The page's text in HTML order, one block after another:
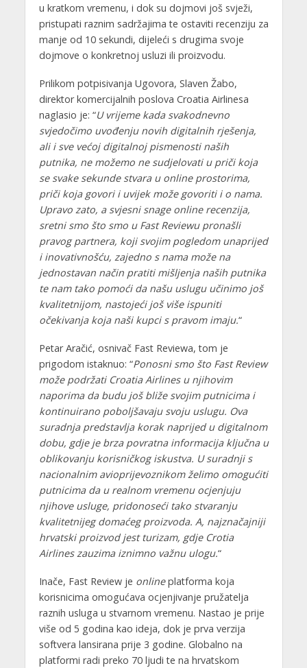
u kratkom vremenu, i dok su dojmovi još svježi,
pristupati raznim sadržajima te ostaviti recenziju za
manje od 10 sekundi, dijeleći s drugima svoje
dojmove o konkretnoj usluzi ili proizvodu.
Prilikom potpisivanja Ugovora, Slaven Žabo,
direktor komercijalnih poslova Croatia Airlinesa
naglasio je: “U vrijeme kada svakodnevno
svjedočimo uvođenju novih digitalnih rješenja,
ali i sve većoj digitalnoj pismenosti naših
putnika, ne možemo ne sudjelovati u priči koja
se svake sekunde stvara u online prostorima,
priči koja govori i uvijek može govoriti i o nama.
Upravo zato, a svjesni snage online recenzija,
sretni smo što smo u Fast Reviewu pronašli
pravog partnera, koji svojim pogledom unaprijed
i inovativnošću, zajedno s nama može na
jednostavan način pratiti mišljenja naših putnika
te nam tako pomoći da našu uslugu učinimo još
kvalitetnijom, nastojeći još više ispuniti
očekivanja koja naši kupci s pravom imaju.“
Petar Aračić, osnivač Fast Reviewa, tom je
prigodom istaknuo: “Ponosni smo što Fast Review
može podržati Croatia Airlines u njihovim
naporima da budu još bliže svojim putnicima i
kontinuirano poboljšavaju svoju uslugu. Ova
suradnja predstavlja korak naprijed u digitalnom
dobu, gdje je brza povratna informacija ključna u
oblikovanju korisničkog iskustva. U suradnji s
nacionalnim avioprijevoznikom želimo omogućiti
putnicima da u realnom vremenu ocjenjuju
njihove usluge, pridonoseći tako stvaranju
kvalitetnijeg domaćeg proizvoda. A, najznačajniji
hrvatski proizvod jest turizam, gdje Crotia
Airlines zauzima iznimno važnu ulogu.“
Inače, Fast Review je onlineplatforma koja
korisnicima omogućava ocjenjivanje pružatelja
raznih usluga u stvarnom vremenu. Nastao je prije
više od 5 godina kao ideja, dok je prva verzija
softvera lansirana prije 3 godine. Globalno na
platformi radi preko 70 ljudi te na hrvatskom